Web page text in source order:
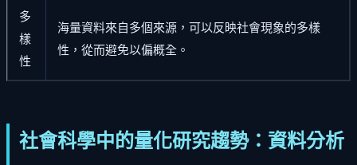
多
樣
性
海量資料來自多個來源，可以反映社會現象的多樣
性，從而避免以偏概全。
社會科學中的量化研究趨勢：資料分析